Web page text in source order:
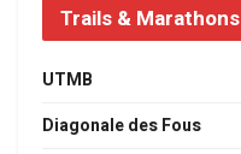
Trails & Marathons
UTMB
Diagonale des Fous